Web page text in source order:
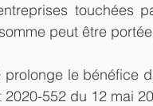
touchées
peut être
le bénéfice
552 du 12 mai